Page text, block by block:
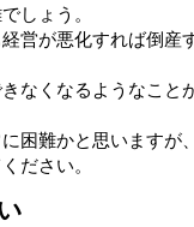
しょう。
営が悪化すれば倒産
なくなるようなこと
困難かと思いますが
ださい。